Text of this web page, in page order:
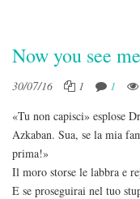
Now you see me
30/07/16 1 1
«Tu non capisci» esplose
Azkaban. Sua, se la mia
prima!»
Il moro storse le labbra e
E se proseguirai nel tuo